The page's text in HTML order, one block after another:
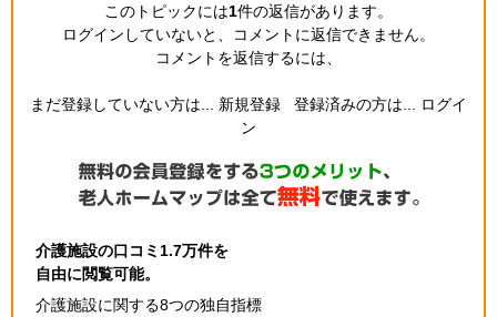
このトピックには1件の返信があります。
ログインしていないと、コメントに返信できません。
コメントを返信するには、
まだ登録していない方は... 新規登録 登録済みの方は...
ログイ
ン
介護施設の口コミ1.7万件を
自由に閲覧可能。
介護施設に関する8つの独自指標